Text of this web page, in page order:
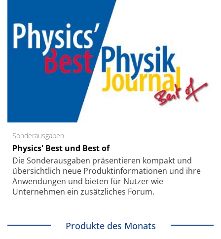
Sonderausgaben
Physics' Best und Best of
Die Sonder­ausgaben präsentieren kompakt und
übersichtlich neue Produkt­informationen und ihre
Anwendungen und bieten für Nutzer wie
Unternehmen ein zusätzliches Forum.
Produkte des Monats